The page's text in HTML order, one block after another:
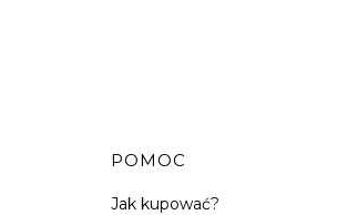
POMOC
Jak kupować?